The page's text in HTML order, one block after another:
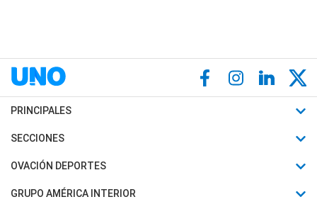
PRINCIPALES
Últimas Noticias
Política
SECCIONES
Horóscopo
Motores
OVACIÓN DEPORTES
Fútbol
GRUPO AMÉRICA INTERIOR